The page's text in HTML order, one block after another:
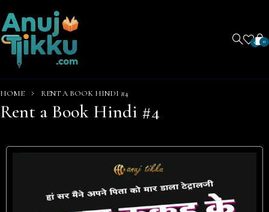
0 0
HOME RENT A BOOK HINDI #4
Rent a Book Hindi #4